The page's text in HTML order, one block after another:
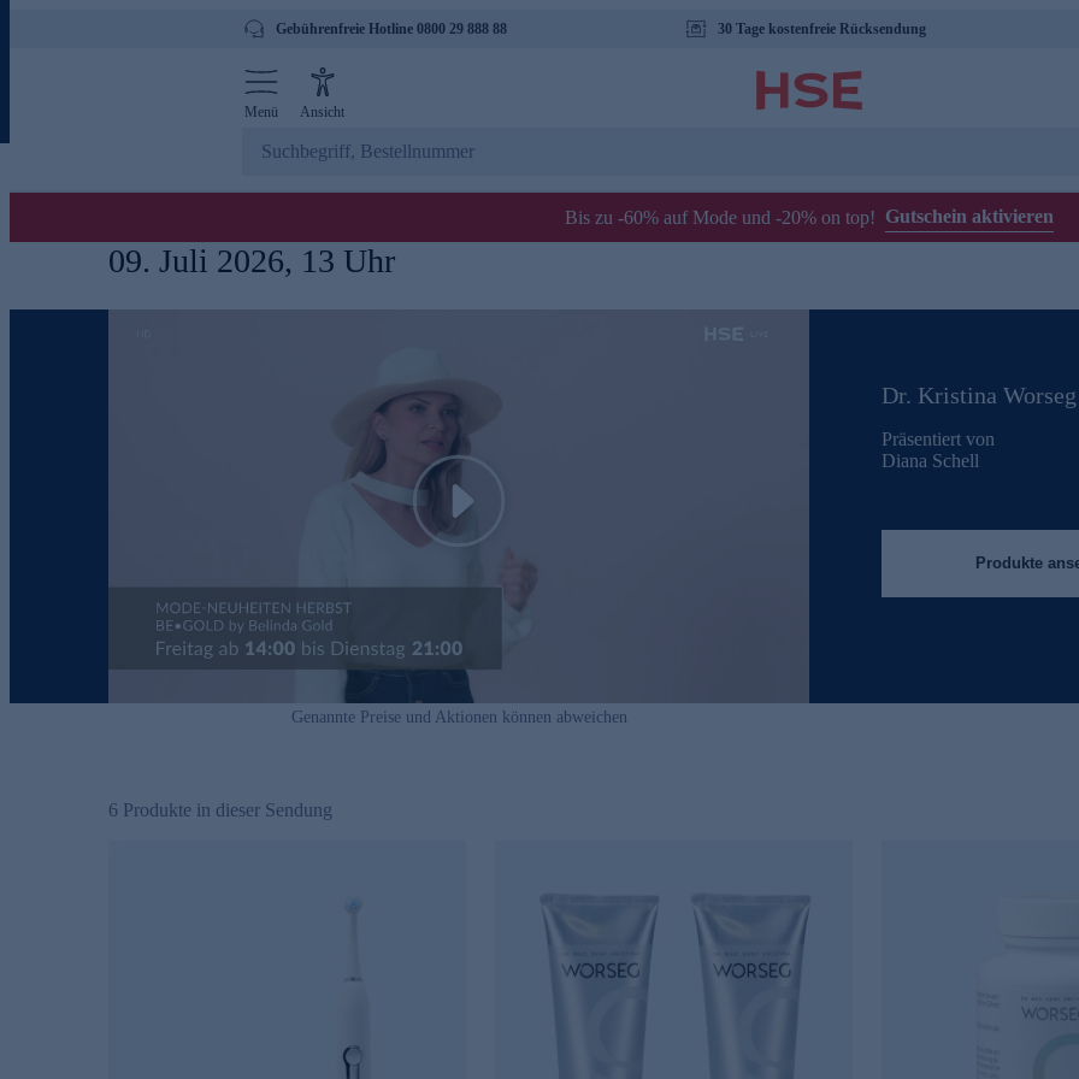
Gebührenfreie Hotline 0800 29 888 88 30 Tage kostenfreie Rücksendung
Menü Ansicht
Bis zu -60% auf Mode und -20% on top! Gutschein aktivieren
09. Juli 2026, 13 Uhr
Play
Dr. Kristina Worseg
Präsentiert von
Diana Schell
Produkte
Genannte Preise und Aktionen können abweichen
6 Produkte in dieser Sendung